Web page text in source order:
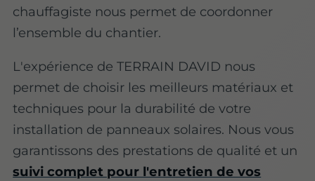
chauffagiste nous permet de coordonner
l’ensemble du chantier.
L'expérience de TERRAIN DAVID nous
permet de choisir les meilleurs matériaux et
techniques pour la durabilité de votre
installation de panneaux solaires. Nous vous
garantissons des prestations de qualité et un
suivi complet pour l'entretien de vos